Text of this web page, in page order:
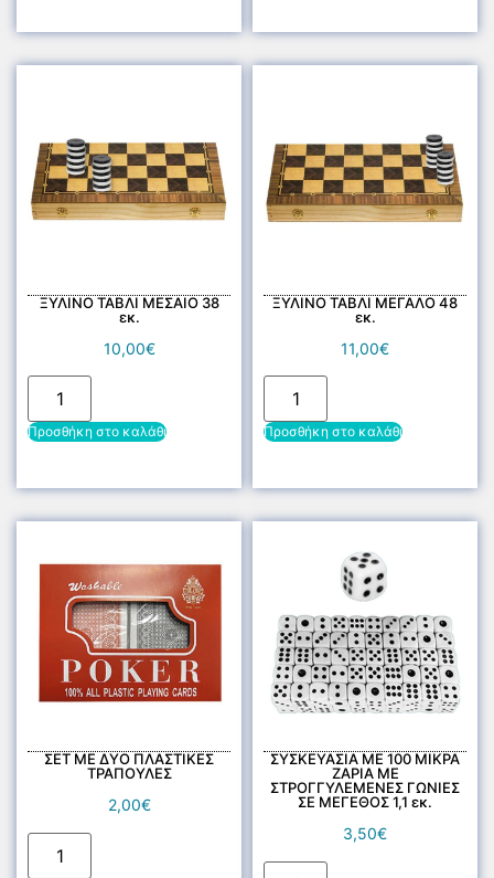
ΞΥΛΙΝΟ ΤΑΒΛΙ ΜΕΣΑΙΟ 38
εκ.
10,00€
Προσθήκη στο καλάθι
ΞΥΛΙΝΟ ΤΑΒΛΙ ΜΕΓΑΛΟ 48
εκ.
11,00€
Προσθήκη στο καλάθι
ΣΕΤ ΜΕ ΔΥΟ ΠΛΑΣΤΙΚΕΣ
ΤΡΑΠΟΥΛΕΣ
2,00€
ΣΥΣΚΕΥΑΣΙΑ ΜΕ 100 ΜΙΚΡΑ
ΖΑΡΙΑ ΜΕ
ΣΤΡΟΓΓΥΛΕΜΕΝΕΣ ΓΩΝΙΕΣ
ΣΕ ΜΕΓΕΘΟΣ 1,1 εκ.
3,50€